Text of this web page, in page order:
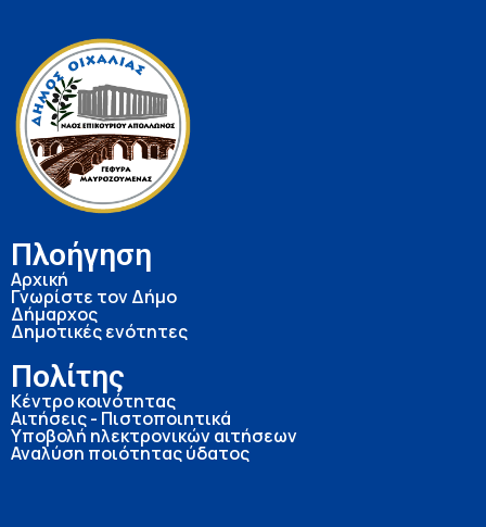
Πλοήγηση
Αρχική
Γνωρίστε τον Δήμο
Δήμαρχος
Δημοτικές ενότητες
Πολίτης
Κέντρο κοινότητας
Αιτήσεις - Πιστοποιητικά
Υποβολή ηλεκτρονικών αιτήσεων
Αναλύση ποιότητας ύδατος